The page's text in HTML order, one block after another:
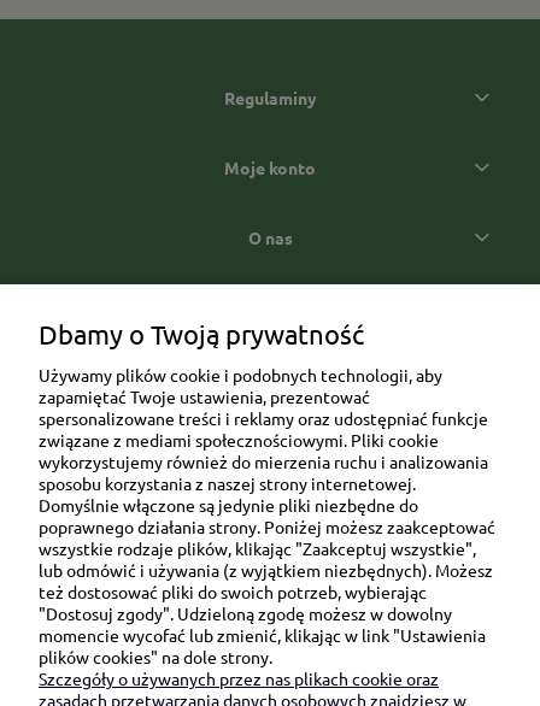
Regulaminy
Moje konto
O nas
Ul. Brukowa 6/8 lok. 57/58
91-341 Łódź
NIP: 6751510615
SKONTAKTUJ SIĘ Z NAMI:
sklep@be-happygifts.com
Dbamy o Twoją prywatność
Używamy plików cookie i podobnych technologii, aby
zapamiętać Twoje ustawienia, prezentować
spersonalizowane treści i reklamy oraz udostępniać funkcje
związane z mediami społecznościowymi. Pliki cookie
wykorzystujemy również do mierzenia ruchu i analizowania
sposobu korzystania z naszej strony internetowej.
Domyślnie włączone są jedynie pliki niezbędne do
poprawnego działania strony. Poniżej możesz zaakceptować
wszystkie rodzaje plików, klikając "Zaakceptuj wszystkie",
lub odmówić i używania (z wyjątkiem niezbędnych). Możesz
też dostosować pliki do swoich potrzeb, wybierając
"Dostosuj zgody". Udzieloną zgodę możesz w dowolny
momencie wycofać lub zmienić, klikając w link "Ustawienia
plików cookies" na dole strony.
Szczegóły o używanych przez nas plikach cookie oraz
zasadach przetwarzania danych osobowych znajdziesz w